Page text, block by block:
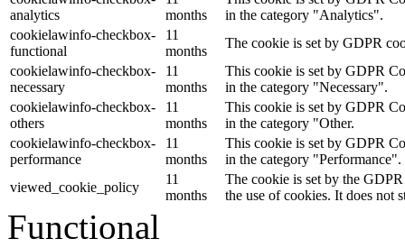
analytics
months
in the category "Analytics".
cookielawinfo-checkbox-
functional
11
months
The cookie is set by GDPR
cookielawinfo-checkbox-
necessary
11
months
This cookie is set by GDPR
in the category "Necessary".
cookielawinfo-checkbox-
others
11
months
This cookie is set by GDPR
in the category "Other.
cookielawinfo-checkbox-
performance
11
months
This cookie is set by GDPR
in the category "Performance".
viewed_cookie_policy
11
months
The cookie is set by the
the use of cookies. It does not
Functional